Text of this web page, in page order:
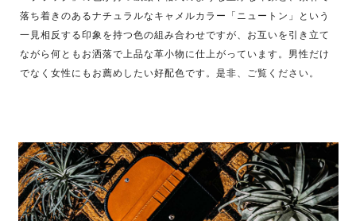
落ち着きのあるナチュラルなキャメルカラー「ニュートン」という
一見相反する印象を持つ色の組み合わせですが、お互いを引き立て
ながら何ともお洒落で上品な革小物に仕上がっています。男性だけ
でなく女性にもお薦めしたい好配色です。是非、ご覧ください。